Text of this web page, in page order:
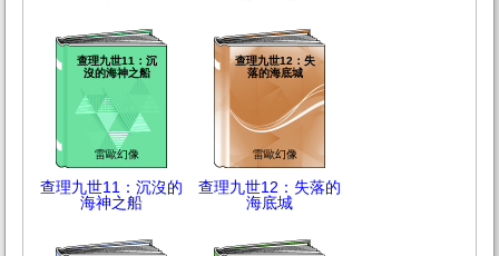
查理九世11：沉
沒的海神之船
雷歐幻像
查理九世11：沉沒的
海神之船
查理九世12：失
落的海底城
雷歐幻像
查理九世12：失落的
海底城